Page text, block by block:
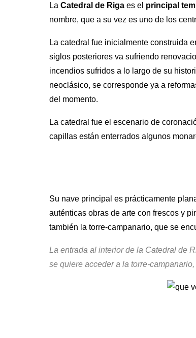
La Catedral de Riga es el principal
nombre, que a su vez es uno de los
La catedral fue inicialmente construida
siglos posteriores va sufriendo
incendios sufridos a lo largo de su
neoclásico, se corresponde ya a
del momento.
La catedral fue el escenario de
capillas están enterrados algunos
Su nave principal es prácticamente
auténticas obras de arte con frescos y
también la torre-campanario, que se
La entrada al interior de la Catedral de
se quiere acceder a la torre-